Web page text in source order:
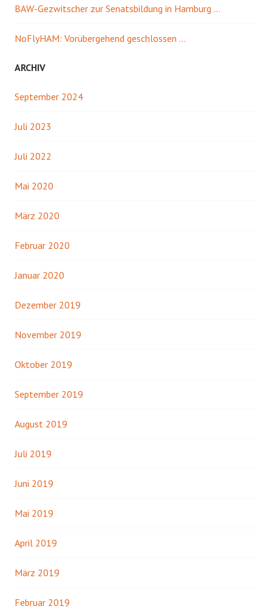
BAW-Gezwitscher zur Senatsbildung in Hamburg …
NoFlyHAM: Vorübergehend geschlossen …
ARCHIV
September 2024
Juli 2023
Juli 2022
Mai 2020
März 2020
Februar 2020
Januar 2020
Dezember 2019
November 2019
Oktober 2019
September 2019
August 2019
Juli 2019
Juni 2019
Mai 2019
April 2019
März 2019
Februar 2019